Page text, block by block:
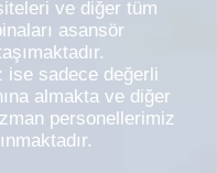
ve diğer tüm
asansör
ise sadece değerli
almakta ve diğer
personellerimiz